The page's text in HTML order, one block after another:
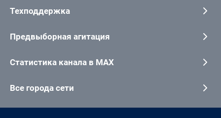
Техподдержка
Предвыборная агитация
Статистика канала в MAX
Все города сети